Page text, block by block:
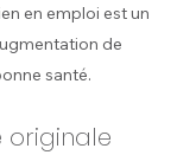
en emploi est un
de
santé.
originale